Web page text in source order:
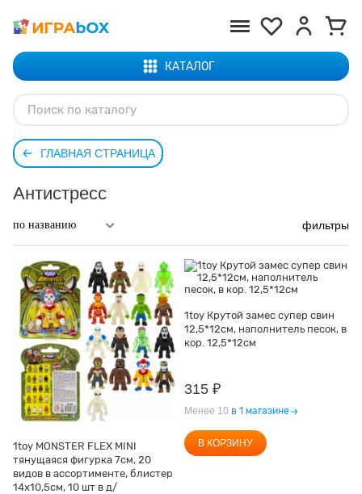
КАТАЛОГ
ГЛАВНАЯ СТРАНИЦА
Антистресс
фильтры
1toy MONSTER FLEX MINI
тянущаяся фигурка 7см, 20
видов в ассортименте, блистер
14х10,5см, 10 шт в д/
1toy Крутой замес супер свин
12,5*12см, наполнитель песок, в
кор. 12,5*12см
315 ₽
Менее 10 в 1 магазине
В КОРЗИНУ